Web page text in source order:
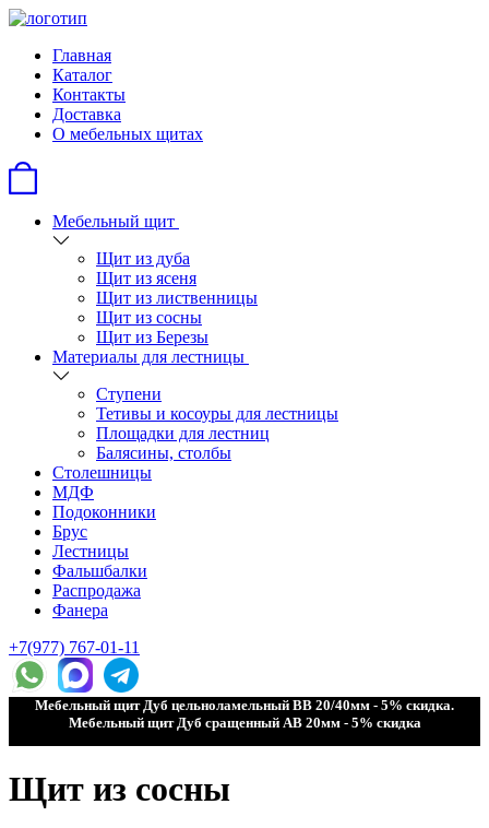
Главная
Каталог
Контакты
Доставка
О мебельных щитах
Мебельный щит
Щит из дуба
Щит из ясеня
Щит из лиственницы
Щит из сосны
Щит из Березы
Материалы для лестницы
Ступени
Тетивы и косоуры для лестницы
Площадки для лестниц
Балясины, столбы
Столешницы
МДФ
Подоконники
Брус
Лестницы
Фальшбалки
Распродажа
Фанера
+7(977) 767-01-11
Мебельный щит Дуб цельноламельный ВВ 20/40мм - 5% скидка.
Мебельный щит Дуб сращенный АВ 20мм - 5% скидка
Щит из сосны